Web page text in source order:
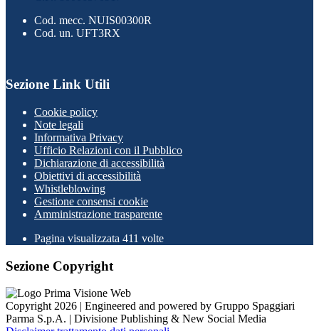
Cod. mecc. NUIS00300R
Cod. un. UFT3RX
Sezione Link Utili
Cookie policy
Note legali
Informativa Privacy
Ufficio Relazioni con il Pubblico
Dichiarazione di accessibilità
Obiettivi di accessibilità
Whistleblowing
Gestione consensi cookie
Amministrazione trasparente
Pagina visualizzata 411 volte
Sezione Copyright
Copyright 2026 | Engineered and powered by Gruppo Spaggiari
Parma S.p.A. | Divisione Publishing & New Social Media